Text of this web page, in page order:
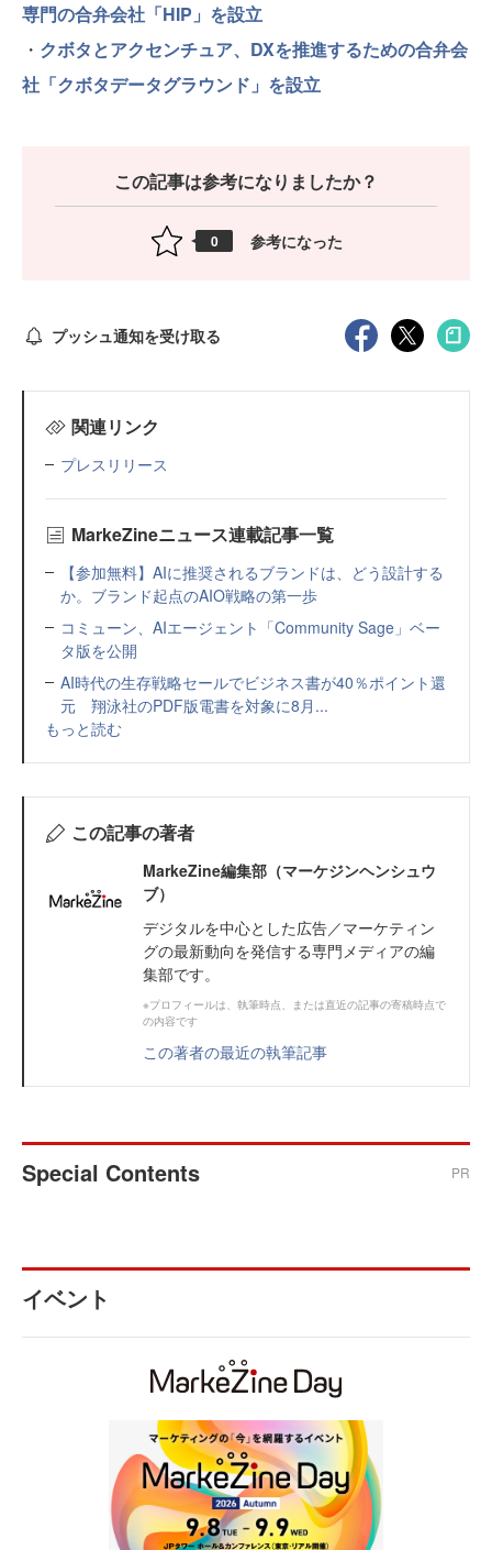
専門の合弁会社「HIP」を設立
・ クボタとアクセンチュア、DXを推進するための合弁会
社「クボタデータグラウンド」を設立
この記事は参考になりましたか？
0 参考になった
プッシュ通知を受け取る
関連リンク
プレスリリース
MarkeZineニュース連載記事一覧
【参加無料】AIに推奨されるブランドは、どう設計する
か。ブランド起点のAIO戦略の第一歩
コミューン、AIエージェント「Community Sage」ベー
タ版を公開
AI時代の生存戦略セールでビジネス書が40％ポイント還
元 翔泳社のPDF版電書を対象に8月...
もっと読む
この記事の著者
MarkeZine編集部（マーケジンヘンシュウ
ブ）
デジタルを中心とした広告／マーケティン
グの最新動向を発信する専門メディアの編
集部です。
※プロフィールは、執筆時点、または直近の記事の寄稿時点で
の内容です
この著者の最近の執筆記事
Special Contents PR
イベント